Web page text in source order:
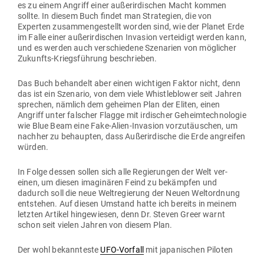
es zu einem Angriff einer außer­ir­di­schen Macht kommen
sollte. In diesem Buch findet man Stra­tegien, die von
Experten zusam­men­ge­stellt worden sind, wie der Planet Erde
im Falle einer außer­ir­di­schen Invasion ver­teidigt werden kann,
und es werden auch ver­schiedene Sze­narien von mög­licher
Zukunfts-Kriegs­führung beschrieben.
Das Buch behandelt aber einen wich­tigen Faktor nicht, denn
das ist ein Sze­nario, von dem viele Whist­le­b­lower seit Jahren
sprechen, nämlich dem geheimen Plan der Eliten, einen
Angriff unter fal­scher Flagge mit irdi­scher Geheim­tech­no­logie
wie Blue Beam eine Fake-Alien-Invasion vor­zu­täu­schen, um
nachher zu behaupten, dass Außer­ir­dische die Erde angreifen
würden.
In Folge dessen sollen sich alle Regie­rungen der Welt ver­
einen, um diesen ima­gi­nären Feind zu bekämpfen und
dadurch soll die neue Welt­re­gierung der Neuen Welt­ordnung
ent­stehen. Auf diesen Umstand hatte ich bereits in meinem
letzten Artikel hin­ge­wiesen, denn Dr. Steven Greer warnt
schon seit vielen Jahren von diesem Plan.
Der wohl bekann­teste UFO-Vorfall
mit japa­ni­schen Piloten